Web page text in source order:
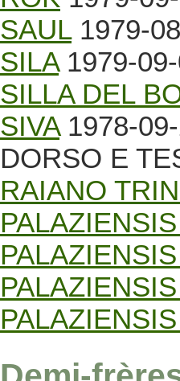
SAUL1979-
SILA1979-
SILLA DEL
SIVA1978-
DORSO E
RAIANO